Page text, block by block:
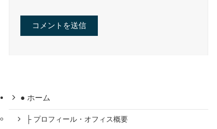
● ホーム
├ プロフィール・オフィス概要